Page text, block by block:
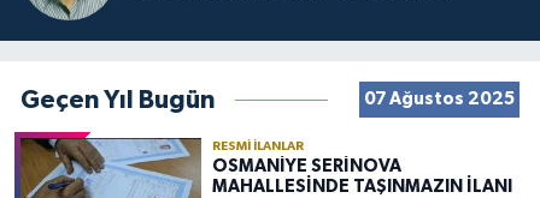
Geçen Yıl Bugün 07 Ağustos 2025
RESMI İLANLAR
OSMANİYE SERİNOVA
MAHALLESİNDE TAŞINMAZIN İLANI